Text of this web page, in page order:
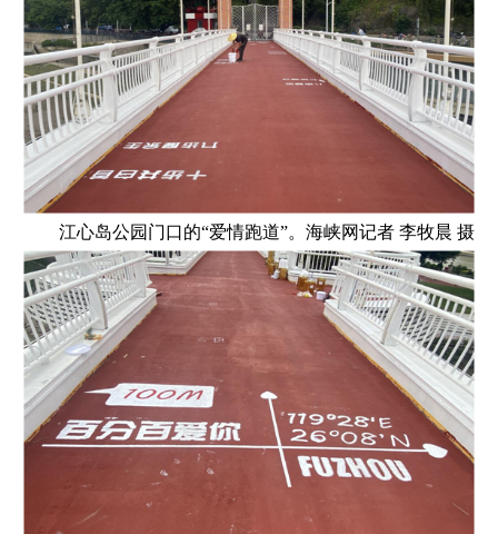
江心岛公园门口的“爱情跑道”。海峡网记者 李牧晨 摄